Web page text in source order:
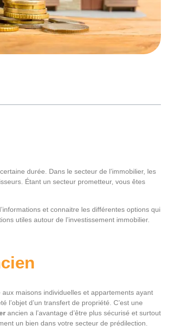
durée. Dans le secteur de l’immobilier, les
Étant un secteur prometteur, vous êtes
et connaitre les différentes options qui
utiles autour de l’investissement immobilier.
maisons individuelles et appartements ayant
d’un transfert de propriété. C’est une
ancien a l’avantage d’être plus sécurisé et surtout
un bien dans votre secteur de prédilection.